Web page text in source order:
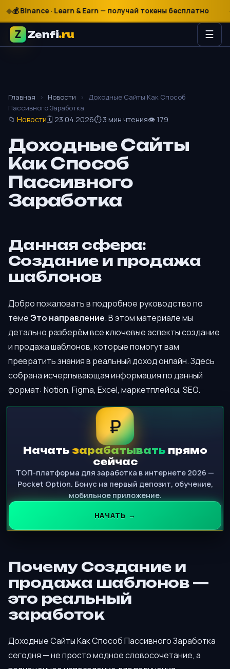
$
€· Learn & Earn — получай токены бесплатно 🎰
Zenfi.ru ☰
Главная › Новости ›
Доходные Сайты Как Способ
Пассивного Заработка
📁 Новости🗓 23.04.2026⏱ 3 мин чтения👁 179
Доходные Сайты
Как Способ
Пассивного
Заработка
Данная сфера:
Создание и продажа
шаблонов
Добро пожаловать в подробное руководство по
темеЭто направление. В этом материале мы
детально разберём все ключевые аспекты создание
и продажа шаблонов, которые помогут вам
превратить знания в реальный доход онлайн. Здесь
собрана исчерпывающая информация по данный
формат: Notion, Figma, Excel, маркетплейсы, SEO.
₽
Начать зарабатывать прямо
сейчас
ТОП-платформа для заработка в интернете 2026 —
Pocket Option. Бонус на первый депозит, обучение,
мобильное приложение.
НАЧАТЬ →
Почему Создание и
продажа шаблонов —
это реальный
заработок
Доходные Сайты Как Способ Пассивного Заработка
сегодня — не просто модное словосочетание, а